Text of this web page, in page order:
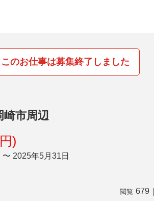
このお仕事は募集終了しました
市周辺
)
2025年5月31日
閲覧 679